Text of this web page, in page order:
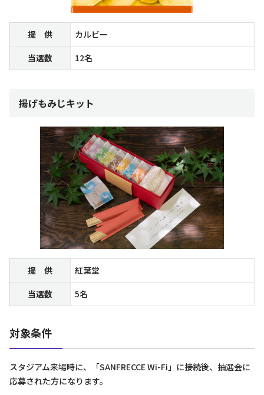
提 供
カルビー
当選数
12名
揚げもみじキット
提 供
紅葉堂
当選数
5名
対象条件
スタジアム来場時に、「SANFRECCE Wi-Fi」に接続後、抽選会に
応募された方になります。